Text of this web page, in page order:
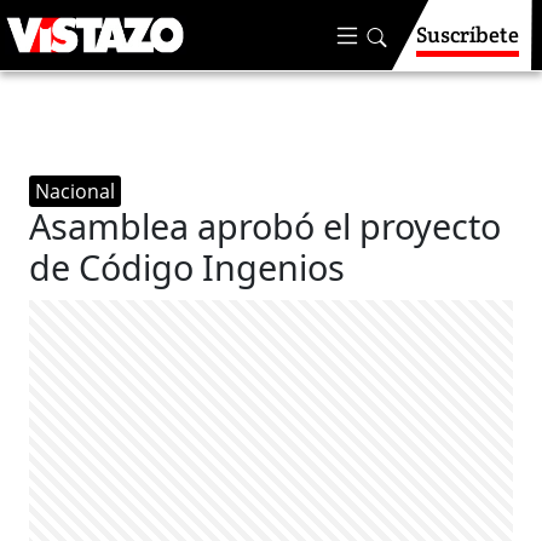
Suscríbete
Nacional
Asamblea aprobó el proyecto
de Código Ingenios